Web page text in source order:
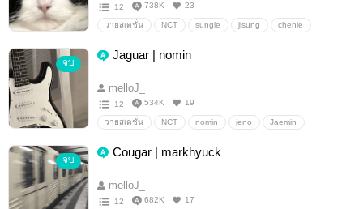
12 738K 23
วายสเตชั่น NCT sungle jisung chenle
จบ
Jaguar | nomin
melloJ_
12 534K 19
วายสเตชั่น NCT nomin jeno Jaemin
จบ
Cougar | markhyuck
melloJ_
12 682K 17